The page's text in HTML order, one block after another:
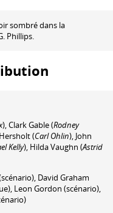
sombré dans la
Phillips.
),Clark Gable(Rodney
(Carl Ohlin), John
Kelly), Hilda Vaughn (Astrid
, David Graham
, Leon Gordon (scénario),